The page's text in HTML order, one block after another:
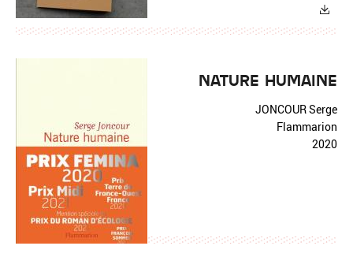
NATURE HUMAINE
JONCOUR Serge
Flammarion
2020